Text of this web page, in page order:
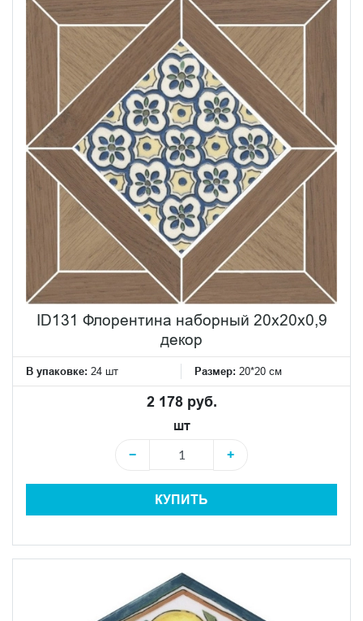
ID131 Флорентина наборный 20х20x0,9
декор
В упаковке: 24 шт Размер: 20*20 см
2 178 руб.
шт
−
+
КУПИТЬ